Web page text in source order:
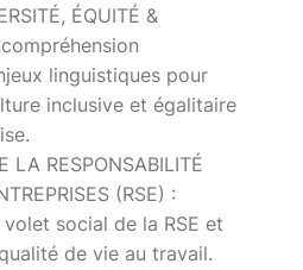
ÉQUITÉ &
linguistiques pour
inclusive et égalitaire
LA RESPONSABILITÉ
(RSE) :
social de la RSE et
de vie au travail.